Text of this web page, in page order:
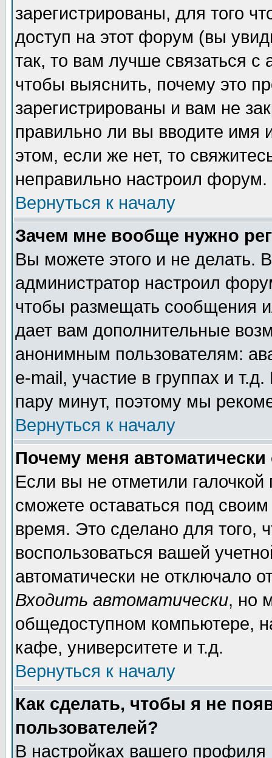
зарегистрированы, для того
доступ на этот форум (вы
так, то вам лучше связаться
чтобы выяснить, почему это
зарегистрированы и вам не
правильно ли вы вводите
этом, если же нет, то
неправильно настроил форум.
Вернуться к началу
Зачем мне вообще нужно
Вы можете этого и не делать.
администратор настроил
чтобы размещать сообщения
дает вам дополнительные
анонимным пользователям:
e-mail, участие в группах и
пару минут, поэтому мы
Вернуться к началу
Почему меня автоматически
Если вы не отметили галочкой
сможете оставаться под
время. Это сделано для того,
воспользоваться вашей
автоматически не отключало
Входить автоматически, но
общедоступном компьютере,
кафе, университете и т.д.
Вернуться к началу
Как сделать, чтобы я не
пользователей?
В настройках вашего